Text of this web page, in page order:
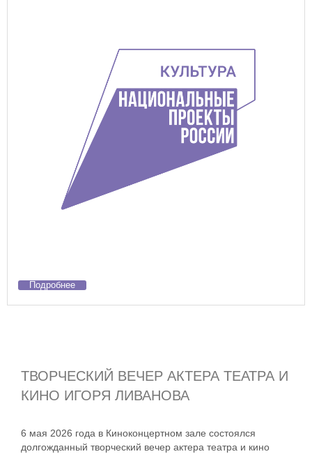
Подробнее
ТВОРЧЕСКИЙ ВЕЧЕР АКТЕРА ТЕАТРА И
КИНО ИГОРЯ ЛИВАНОВА
6 мая 2026 года в Киноконцертном зале состоялся
долгожданный творческий вечер актера театра и кино